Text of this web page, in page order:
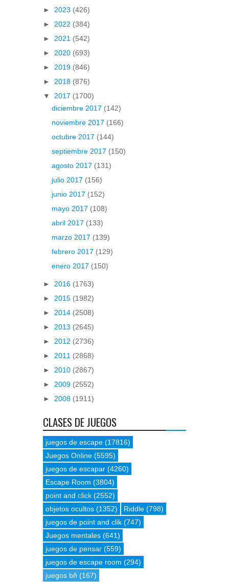
► 2023 (426)
► 2022 (384)
► 2021 (542)
► 2020 (693)
► 2019 (846)
► 2018 (876)
▼ 2017 (1700)
diciembre 2017 (142)
noviembre 2017 (166)
octubre 2017 (144)
septiembre 2017 (150)
agosto 2017 (131)
julio 2017 (156)
junio 2017 (152)
mayo 2017 (108)
abril 2017 (133)
marzo 2017 (139)
febrero 2017 (129)
enero 2017 (150)
► 2016 (1763)
► 2015 (1982)
► 2014 (2508)
► 2013 (2645)
► 2012 (2736)
► 2011 (2868)
► 2010 (2867)
► 2009 (2552)
► 2008 (1911)
CLASES DE JUEGOS
juegos de escape (17816)
Juegos Online (5595)
juegos de escapar (4260)
Escape Room (3804)
point and click (2552)
objetos ocultos (1352) Riddle (798)
juegos de point and clik (747)
Juegos mentales (641)
juegos de pensar (559)
juegos de escape room (294)
juegos bñ (167)